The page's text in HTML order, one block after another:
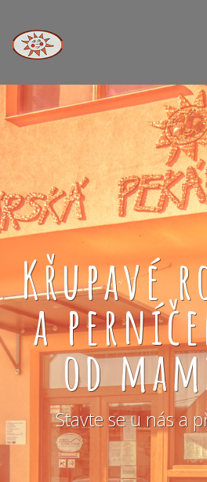
Křupavé
a
od
Stavte se u nás a